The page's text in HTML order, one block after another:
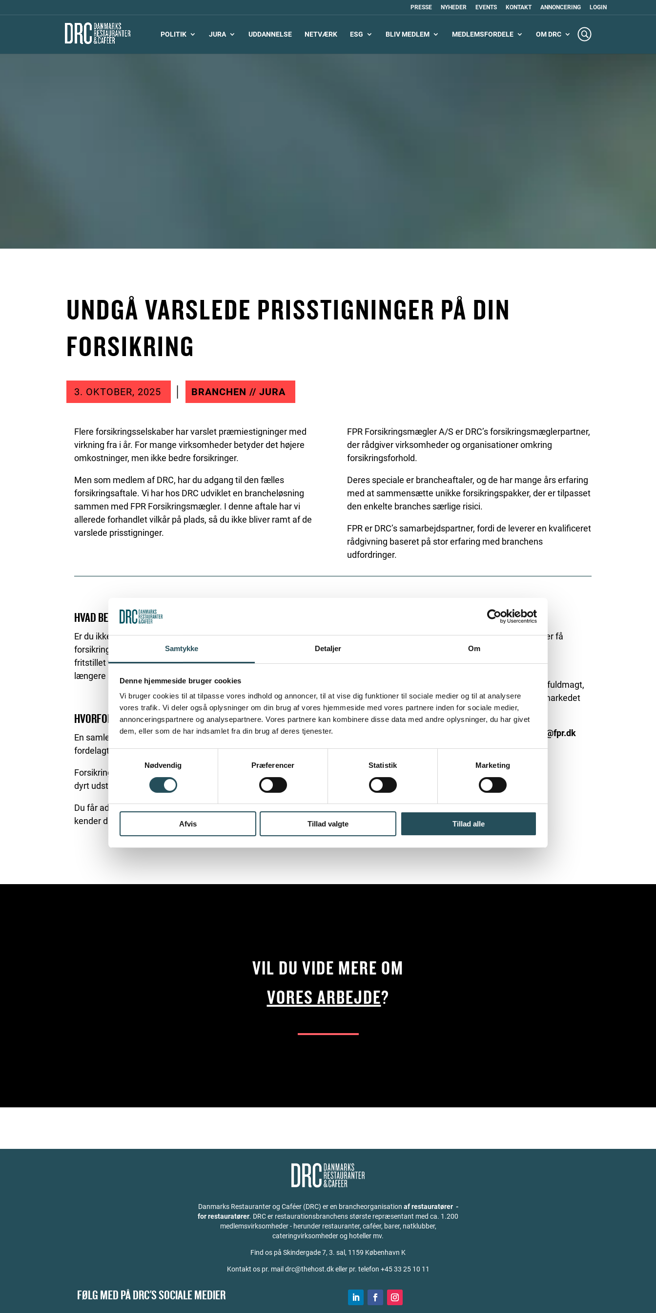
Samtykke Detaljer Om
Denne hjemmeside bruger cookies
Vi bruger cookies til at tilpasse vores indhold og annoncer, til at vise dig funktioner til sociale medier og til at analysere
vores trafik. Vi deler også oplysninger om din brug af vores hjemmeside med vores partnere inden for sociale medier,
annonceringspartnere og analysepartnere. Vores partnere kan kombinere disse data med andre oplysninger, du har givet
dem, eller som de har indsamlet fra din brug af deres tjenester.
Samtykkevalg
Nødvendig
Præferencer Statistik Marketing
Afvis Tillad valgte Tillad alle
PRESSE NYHEDER EVENTS KONTAKT ANNONCERING LOGIN
POLITIK JURA UDDANNELSE NETVÆRK ESG BLIV MEDLEM MEDLEMSFORDELE OM DRC
UNDGÅ VARSLEDE PRISSTIGNINGER PÅ DIN
FORSIKRING
3. OKTOBER, 2025 BRANCHEN // JURA
Flere forsikringsselskaber har varslet præmiestigninger med
virkning fra i år. For mange virksomheder betyder det højere
omkostninger, men ikke bedre forsikringer.
Men som medlem af DRC, har du adgang til den fælles
forsikringsaftale. Vi har hos DRC udviklet en brancheløsning
sammen med FPR Forsikringsmægler. I denne aftale har vi
allerede forhandlet vilkår på plads, så du ikke bliver ramt af de
varslede prisstigninger.
FPR Forsikringsmægler A/S er DRC’s forsikringsmæglerpartner,
der rådgiver virksomheder og organisationer omkring
forsikringsforhold.
Deres speciale er brancheaftaler, og de har mange års erfaring
med at sammensætte unikke forsikringspakker, der er tilpasset
den enkelte branches særlige risici.
FPR er DRC’s samarbejdspartner, fordi de leverer en kvalificeret
rådgivning baseret på stor erfaring med branchens
udfordringer.
HVAD BETYDER DET FOR DIG?
Er du ikke med i aftalen, har du muligheden nu. Når dit
forsikringsselskab varsler en præmiestigning, bliver du nemlig
fritstillet til at skifte – også selvom du ellers er bundet af en
længere aftale.
HVORFOR ER EN BRANCHEAFTALE BEDRE?
En samlet forhandling på vegne af hele branchen giver
fordelagtige priser og vilkår.
Forsikringsløsningerne er tilpasset branchens særlige risici, fx
dyrt udstyr, sæsonudsving og ansvar overfor kunder.
Du får adgang til rådgivning fra en forsikringsmægler, der
kender din branche.
Hvis du ønsker at høre mere om dine muligheder eller få
tjekket din nuværende aftale, kan du kontakte FPR
Forsikringsmægler.
Du skal blot udfylde en uforpligtende undersøgelsesfuldmagt,
så sørger FPR Forsikringsmægler for at undersøge markedet
for dig.
Kontakt FPR på telefon: 70 20 29 29 eller mail: info@fpr.dk
VIL DU VIDE MERE OM
VORES ARBEJDE?
Danmarks Restauranter og Caféer (DRC) er en brancheorganisation af restauratører -
for restauratører. DRC er restaurationsbranchens største repræsentant med ca. 1.200
medlemsvirksomheder - herunder restauranter, caféer, barer, natklubber,
cateringvirksomheder og hoteller mv.
Find os på Skindergade 7, 3. sal, 1159 København K
Kontakt os pr. mail drc@thehost.dk eller pr. telefon +45 33 25 10 11
FØLG MED PÅ DRC'S SOCIALE MEDIER